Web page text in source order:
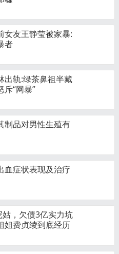
女友王静莹被家暴:
者
出轨:绿茶鼻祖半藏
斥“网暴”
制品对男性生殖有
血症状表现及治疗
姑，欠债3亿实力坑
姐费贞绫到底经历